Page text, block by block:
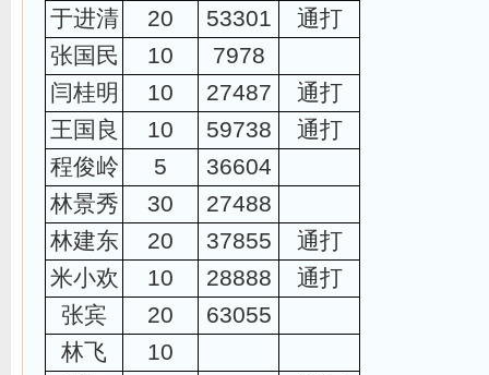
于进清 20 53301
通打
张国民
10
7978
闫桂明
10 27487
通打
王国良
10 59738
通打
程俊岭
5
36604
林景秀
30
27488
林建东
20 37855
通打
米小欢
10 28888
通打
张宾
20
63055
林飞
10